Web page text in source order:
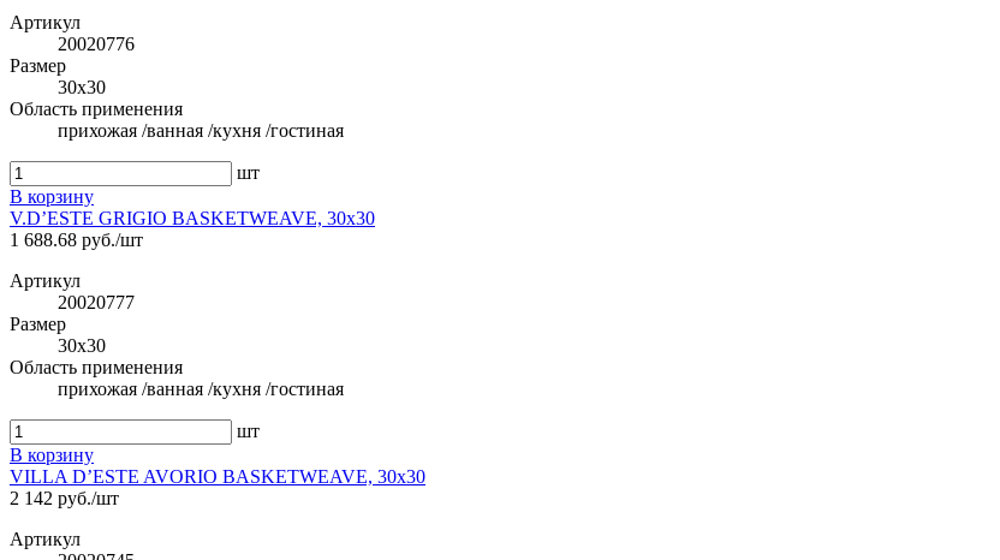
Артикул
20020776
Размер
30x30
Область применения
прихожая /ванная /кухня /гостиная
шт
В корзину
V.D’ESTE GRIGIO BASKETWEAVE, 30x30
1 688.68 руб./шт
Артикул
20020777
Размер
30x30
Область применения
прихожая /ванная /кухня /гостиная
шт
В корзину
VILLA D’ESTE AVORIO BASKETWEAVE, 30x30
2 142 руб./шт
Артикул